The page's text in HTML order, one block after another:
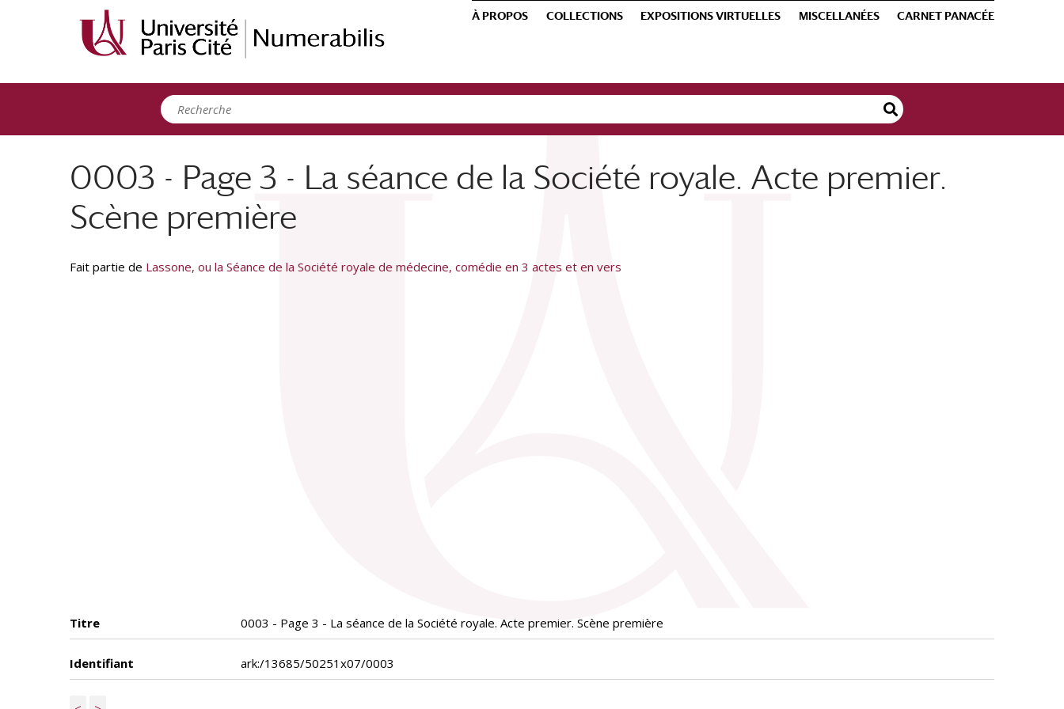
À PROPOS COLLECTIONS EXPOSITIONS VIRTUELLES MISCELLANÉES CARNET PANACÉE
0003 - Page 3 - La séance de la Société royale. Acte premier.
Scène première
Fait partie de Lassone, ou la Séance de la Société royale de médecine, comédie en 3 actes et en vers
Titre 0003 - Page 3 - La séance de la Société royale. Acte premier. Scène première
Identifiant ark:/13685/50251x07/0003
Panneau de gestion des cookies